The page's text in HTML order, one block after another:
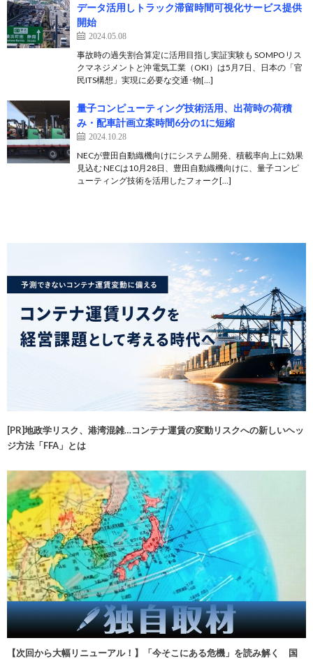
データ活用しトラック滞留時間可視化サービス提供
開始
2024.05.08
事故時の過失割合算定に活用目指し実証実験も SOMPOリス
クマネジメントと沖電気工業（OKI）は5月7日、日本の「官
民ITS構想」実現に必要な交通･物[…]
量子コンピューティング技術活用、出荷時の荷積
み・配車計画立案時間6分の1に短縮
2024.10.28
NECが豊田自動織機向けにシステム開発、積載率向上に効果
見込む NECは10月28日、豊田自動織機向けに、量子コンピ
ューティング技術を活用したフォーク[…]
[PR]地政学リスク、港湾混雑…コンテナ運賃の変動リスクへの新しいヘッ
ジ方法「FFA」とは
【次回から大幅リニューアル！】「今そこにある危機」を読み解く 国